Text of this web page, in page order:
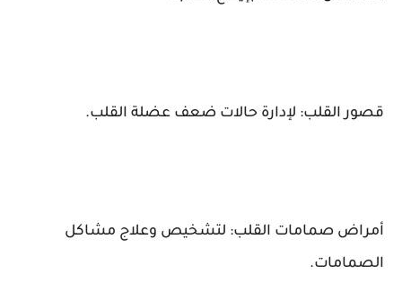
قصور القلب: لإدارة حالات ضعف عضلة القلب.
أمراض صمامات القلب: لتشخيص وعلاج مشاكل
الصمامات.